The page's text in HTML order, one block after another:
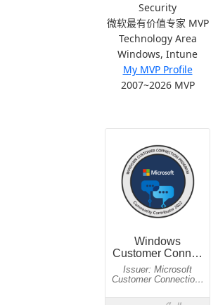
Security
微软最有价值专家 MVP
Technology Area
Windows, Intune
My MVP Profile
2007~2026 MVP